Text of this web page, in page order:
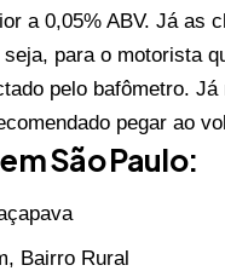
a 0,05% ABV. Já as
para o motorista
pelo bafômetro.
pegar ao
São Paulo:
Bairro Rural